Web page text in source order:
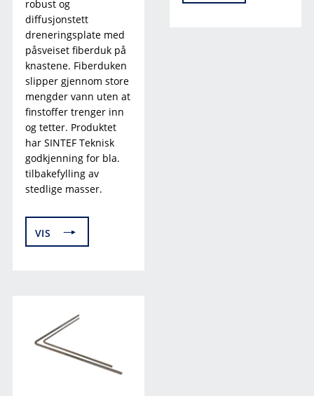
robust og
diffusjonstett
dreneringsplate med
påsveiset fiberduk på
knastene. Fiberduken
slipper gjennom store
mengder vann uten at
finstoffer trenger inn
og tetter. Produktet
har SINTEF Teknisk
godkjenning for bla.
tilbakefylling av
stedlige masser.
VIS